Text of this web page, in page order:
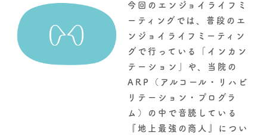
今回のエンジョイライフミ
ーティングでは、普段のエ
ンジョイライフミーティン
グで行っている「インカン
テーション」や、当院の
ARP（アルコール・リハビ
リテーション・プログラ
ム）の中で音読している
『地上最強の商人』につい